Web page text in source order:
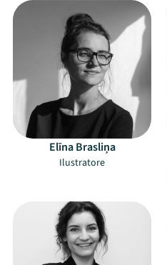
Elīna Brasliņa
Ilustratore